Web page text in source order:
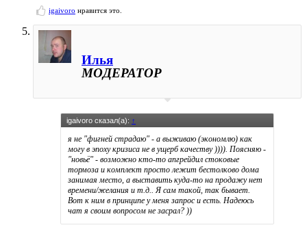
igaivoro нравится это.
Илья
МОДЕРАТОР
igaivoro сказал(а): ↑
я не "фигней страдаю" - а выживаю (экономлю) как
могу в эпоху кризиса не в ущерб качеству )))). Поясняю -
"новьё" - возможно кто-то апгрейдил стоковые
тормоза и комплект просто лежит бестолково дома
занимая место, а выставить куда-то на продажу нет
времени/желания и т.д.. Я сам такой, так бывает.
Вот к ним в принципе у меня запрос и есть. Надеюсь
чат я своим вопросом не засрал? ))